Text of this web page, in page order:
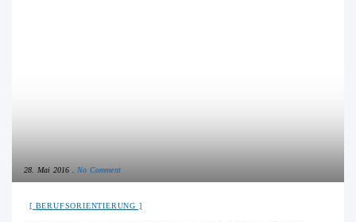
28. Mai 2016 No Comment
BERUFSORIENTIERUNG